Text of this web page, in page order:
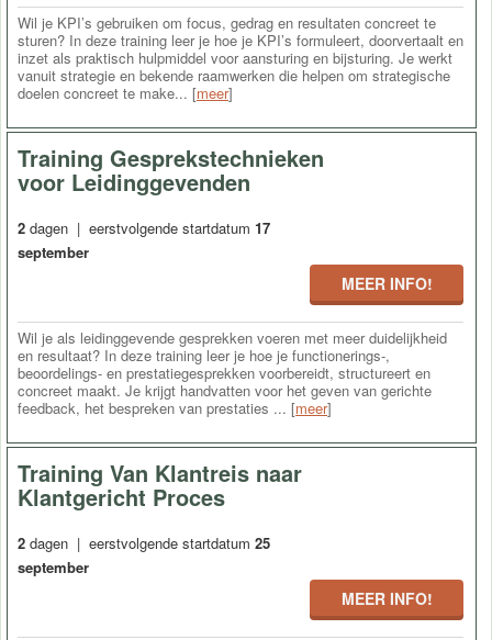
Wil je KPI’s gebruiken om focus, gedrag en resultaten concreet te
sturen? In deze training leer je hoe je KPI’s formuleert, doorvertaalt en
inzet als praktisch hulpmiddel voor aansturing en bijsturing. Je werkt
vanuit strategie en bekende raamwerken die helpen om strategische
doelen concreet te make... [meer]
Training Gesprekstechnieken
voor Leidinggevenden
2 dagen | eerstvolgende startdatum 17
september
MEER INFO!
Wil je als leidinggevende gesprekken voeren met meer duidelijkheid
en resultaat? In deze training leer je hoe je functionerings-,
beoordelings- en prestatiegesprekken voorbereidt, structureert en
concreet maakt. Je krijgt handvatten voor het geven van gerichte
feedback, het bespreken van prestaties ... [meer]
Training Van Klantreis naar
Klantgericht Proces
2 dagen | eerstvolgende startdatum 25
september
MEER INFO!